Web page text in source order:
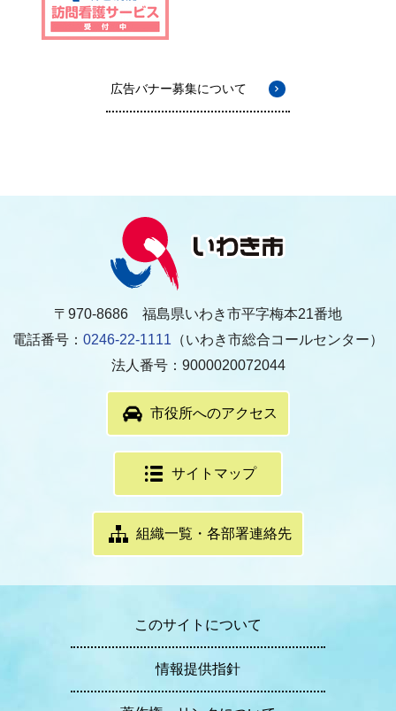
広告バナー募集について
〒970-8686 福島県いわき市平字梅本21番地
電話番号： 0246-22-1111 （いわき市総合コールセンター）
法人番号：9000020072044
市役所へのアクセス
サイトマップ
組織一覧・各部署連絡先
このサイトについて
情報提供指針